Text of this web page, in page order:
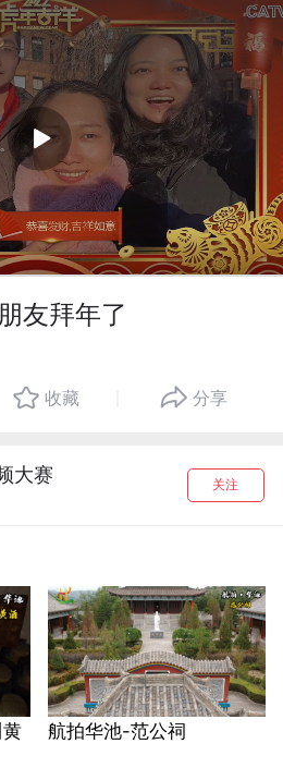
友拜年了
收藏 分享
大赛 关注
航拍华池-范公祠